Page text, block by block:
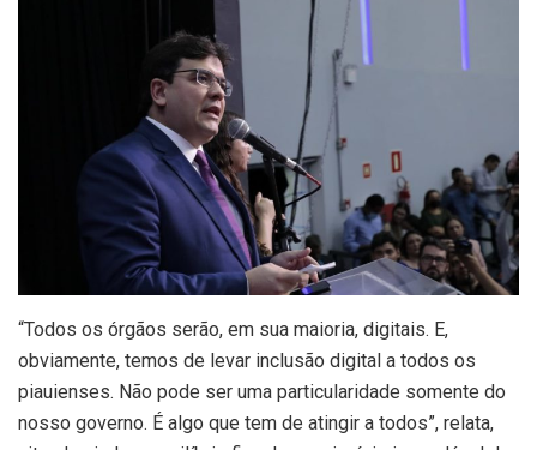
“Todos os órgãos serão, em sua maioria, digitais. E,
obviamente, temos de levar inclusão digital a todos os
piauienses. Não pode ser uma particularidade somente do
nosso governo. É algo que tem de atingir a todos”, relata,